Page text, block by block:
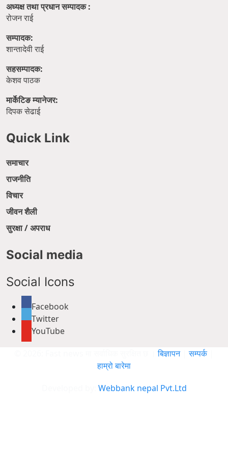
अध्यक्ष तथा प्रधान सम्पादक :
रोजन राई
सम्पादक:
शान्तादेवी राई
सहसम्पादक:
केशव पाठक
मार्केटिङ म्यानेजर:
दिपक सेढाई
Quick Link
समाचार
राजनीति
विचार
जीवन शैली
सुरक्षा / अपराध
Social media
Social Icons
Facebook
Twitter
YouTube
© 2026: Fast news मा सर्वाधिक सुरक्षित छ ।बिज्ञापन|सम्पर्क
हाम्रो बारेमा
Webbank nepal Pvt.Ltd